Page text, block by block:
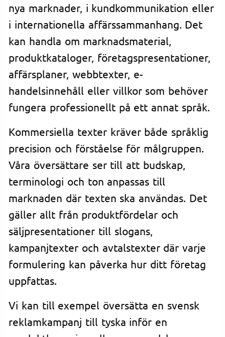
nya marknader, i kundkommunikation eller
i internationella affärssammanhang. Det
kan handla om marknadsmaterial,
produktkataloger, företagspresentationer,
affärsplaner, webbtexter, e-
handelsinnehåll eller villkor som behöver
fungera professionellt på ett annat språk.
Kommersiella texter kräver både språklig
precision och förståelse för målgruppen.
Våra översättare ser till att budskap,
terminologi och ton anpassas till
marknaden där texten ska användas. Det
gäller allt från produktfördelar och
säljpresentationer till slogans,
kampanjtexter och avtalstexter där varje
formulering kan påverka hur ditt företag
uppfattas.
Vi kan till exempel översätta en svensk
reklamkampanj till tyska inför en